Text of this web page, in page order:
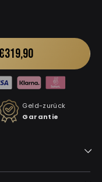
€319,90
Geld-zurück
Garantie